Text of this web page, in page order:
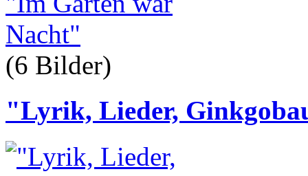
(6 Bilder)
"Lyrik, Lieder,